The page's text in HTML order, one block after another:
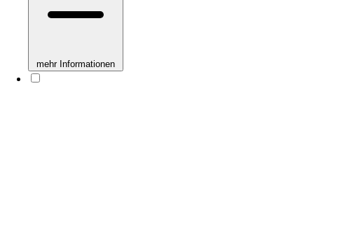
mehr Informationen